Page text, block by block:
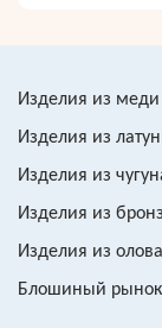
Изделия из меди
Изделия из
Изделия из
Изделия из
Изделия из олова
Блошиный рынок